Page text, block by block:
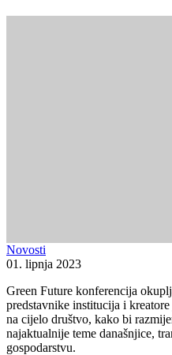
Novosti
01. lipnja 2023
Green Future konferencija
predstavnike institucija i
na cijelo društvo, kako bi
najaktualnije teme današnjice,
gospodarstvu.